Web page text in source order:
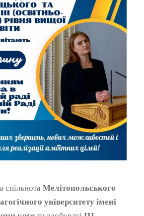
спільнота Мелітопольського
університету імені